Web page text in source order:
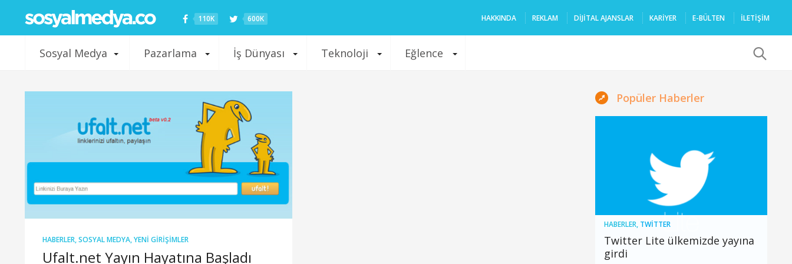
110K 600K HAKKINDA REKLAM DIJITAL AJANSLAR KARIYER E-BÜLTEN İLETİŞİM
Sosyal Medya Pazarlama İş Dünyası Teknoloji Eğlence
HABERLER,SOSYAL MEDYA,YENI GIRIŞIMLER
Ufalt.net Yayın Hayatına Başladı
Popüler Haberler
HABERLER, TWITTER
Twitter Lite ülkemizde yayına
girdi